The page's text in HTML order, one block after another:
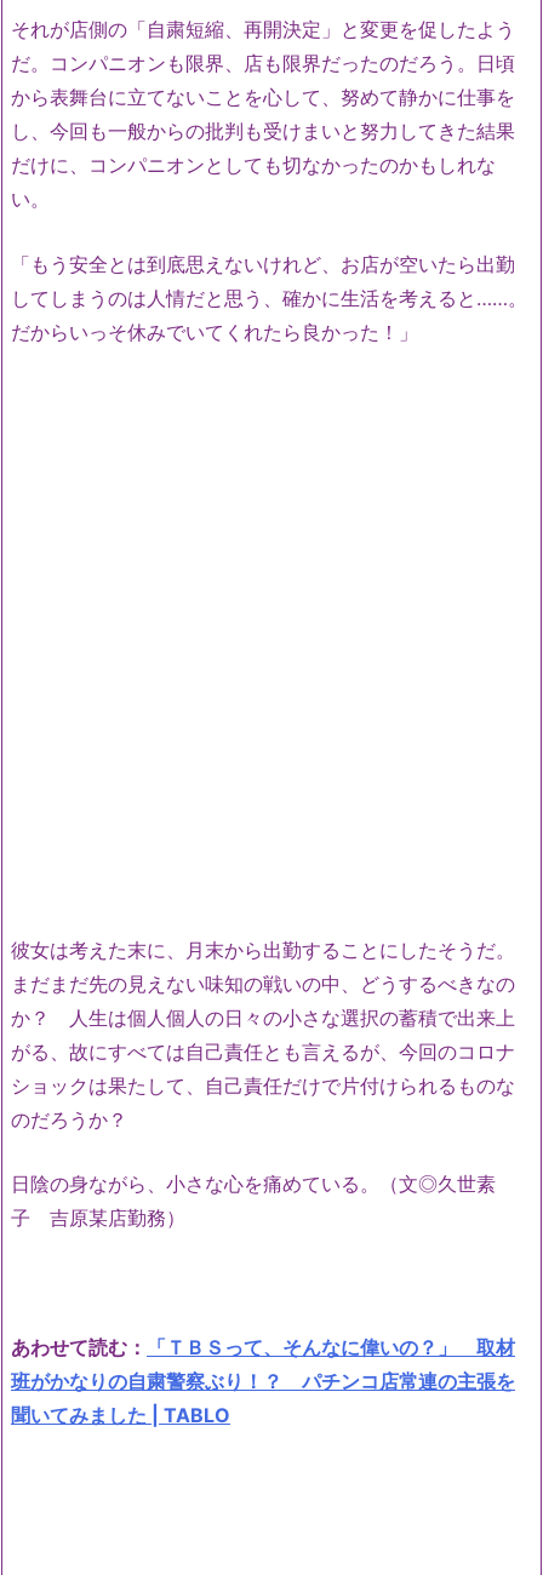
それが店側の「自粛短縮、再開決定」と変更を促したよう
だ。コンパニオンも限界、店も限界だったのだろう。日頃
から表舞台に立てないことを心して、努めて静かに仕事を
し、今回も一般からの批判も受けまいと努力してきた結果
だけに、コンパニオンとしても切なかったのかもしれな
い。
「もう安全とは到底思えないけれど、お店が空いたら出勤
してしまうのは人情だと思う、確かに生活を考えると……。
だからいっそ休みでいてくれたら良かった！」
彼女は考えた末に、月末から出勤することにしたそうだ。
まだまだ先の見えない味知の戦いの中、どうするべきなの
か？ 人生は個人個人の日々の小さな選択の蓄積で出来上
がる、故にすべては自己責任とも言えるが、今回のコロナ
ショックは果たして、自己責任だけで片付けられるものな
のだろうか？
日陰の身ながら、小さな心を痛めている。（文◎久世素
子 吉原某店勤務）
あわせて読む：
「ＴＢＳって、そんなに偉いの？」 取材
班がかなりの自粛警察ぶり！？ パチンコ店常連の主張を
聞いてみました | TABLO